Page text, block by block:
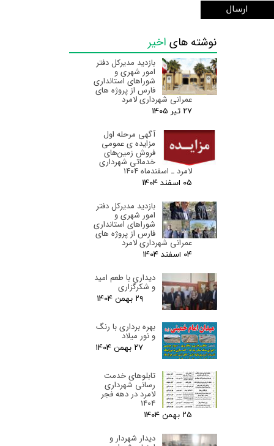
ارسال
نوشته های اخیر
بازدید مدیرکل دفتر
امور شهری و
شوراهای استانداری
فارس از پروژه های
عمرانی شهرداری لامرد
۲۷ تیر ۰۵
آگهی مرحله اول
مزایده ی عمومی
فروش زمین‌های
خدماتی شهرداری
لامرد ـ اسفندماه ۱۴۰۴
۰۵ اسفند ۰۴
بازدید مدیرکل دفتر
امور شهری و
شوراهای استانداری
فارس از پروژه های
عمرانی شهرداری لامرد
۰۴ اسفند ۰۴
دیداری با طعم امید
و شکرگزاری
۲۹ بهمن ۰۴
بهره برداری با رنگ
و نور میلاد
۲۷ بهمن ۰۴
تابلوهای خدمت
رسانی شهرداری
لامرد در دهه فجر
1404
۲۵ بهمن ۰۴
دیدار شهردار و